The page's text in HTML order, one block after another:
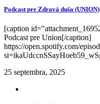
Podcast pre Zdravá duša (UNION)
[caption
Podcast pre Union[/caption]
https://open.spotify.com/
25 septembra, 2025